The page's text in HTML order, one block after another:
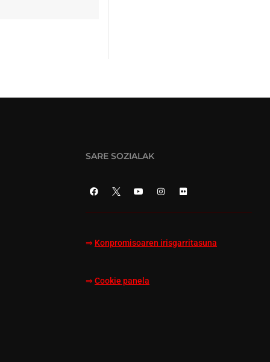
SARE SOZIALAK
⇒ Konpromisoaren irisgarritasuna
⇒ Cookie panela